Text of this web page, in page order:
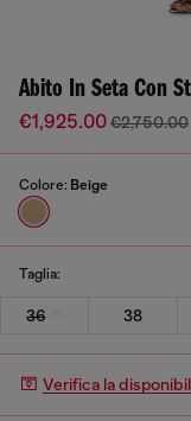
Abito In Seta Con
€1,925.00€2,750.00
Colore: Beige
Taglia:
36 38
Verifica la